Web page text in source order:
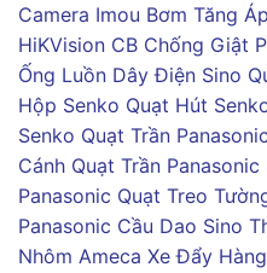
Camera Imou Bơm Tăng
HiKVision CB Chống Giật
Ống Luồn Dây Điện Sino
Hộp Senko Quạt Hút
Senko Quạt Trần Panasonic
Cánh Quạt Trần Panasonic
Panasonic Quạt Treo
Panasonic Cầu Dao Sino
Nhôm Ameca Xe Đẩy